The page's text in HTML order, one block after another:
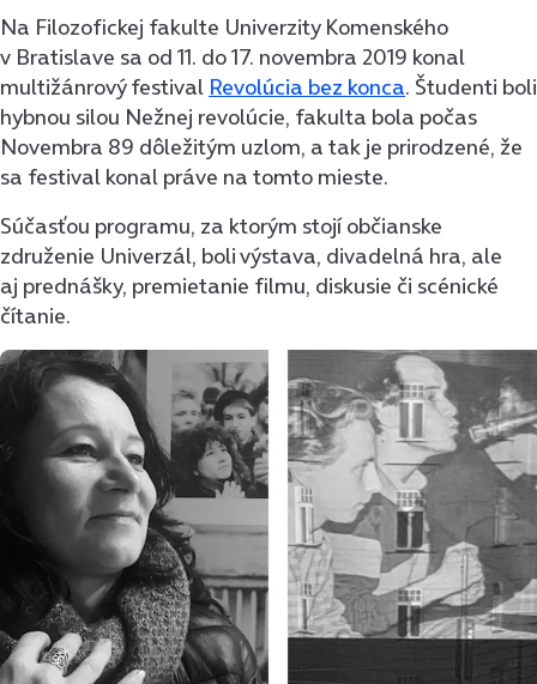
Na Filozofickej fakulte Univerzity Komenského
v Bratislave sa od 11. do 17. novembra 2019 konal
multižánrový festival Revolúcia bez konca. Študenti boli
hybnou silou Nežnej revolúcie, fakulta bola počas
Novembra 89 dôležitým uzlom, a tak je prirodzené, že
sa festival konal práve na tomto mieste.
Súčasťou programu, za ktorým stojí občianske
združenie Univerzál, boli výstava, divadelná hra, ale
aj prednášky, premietanie filmu, diskusie či scénické
čítanie.